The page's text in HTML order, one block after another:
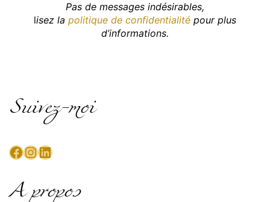
Pas de messages indésirables,
lisez la politique de confidentialité pour plus
d’informations.
Suivez-moi
Facebook
Instagram
LinkedIn